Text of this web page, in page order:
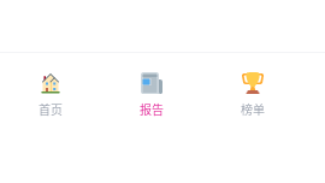
首页 报告 榜单